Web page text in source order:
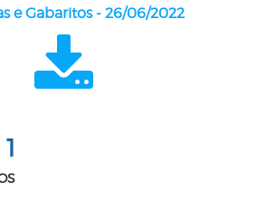
e Gabaritos - 26/06/2022